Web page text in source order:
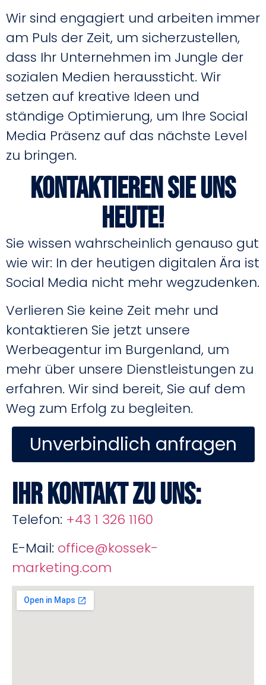
Wir sind engagiert und arbeiten immer
am Puls der Zeit, um sicherzustellen,
dass Ihr Unternehmen im Jungle der
sozialen Medien heraussticht. Wir
setzen auf kreative Ideen und
ständige Optimierung, um Ihre Social
Media Präsenz auf das nächste Level
zu bringen.
Kontaktieren Sie uns
heute!
Sie wissen wahrscheinlich genauso gut
wie wir: In der heutigen digitalen Ära ist
Social Media nicht mehr wegzudenken.
Verlieren Sie keine Zeit mehr und
kontaktieren Sie jetzt unsere
Werbeagentur im Burgenland, um
mehr über unsere Dienstleistungen zu
erfahren. Wir sind bereit, Sie auf dem
Weg zum Erfolg zu begleiten.
Unverbindlich anfragen
Ihr Kontakt zu uns:
Telefon: +43 1 326 1160
E-Mail: office@kossek-
marketing.com